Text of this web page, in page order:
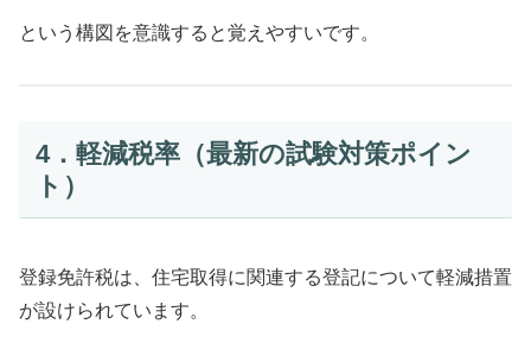
という構図を意識すると覚えやすいです。
4．軽減税率（最新の試験対策ポイン
ト）
登録免許税は、住宅取得に関連する登記について軽減措置
が設けられています。